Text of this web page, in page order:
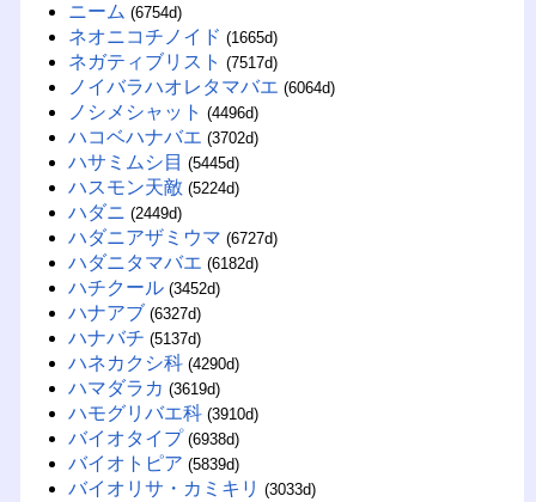
ニーム (6754d)
ネオニコチノイド (1665d)
ネガティブリスト (7517d)
ノイバラハオレタマバエ (6064d)
ノシメシャット (4496d)
ハコベハナバエ (3702d)
ハサミムシ目 (5445d)
ハスモン天敵 (5224d)
ハダニ (2449d)
ハダニアザミウマ (6727d)
ハダニタマバエ (6182d)
ハチクール (3452d)
ハナアブ (6327d)
ハナバチ (5137d)
ハネカクシ科 (4290d)
ハマダラカ (3619d)
ハモグリバエ科 (3910d)
バイオタイプ (6938d)
バイオトピア (5839d)
バイオリサ・カミキリ (3033d)